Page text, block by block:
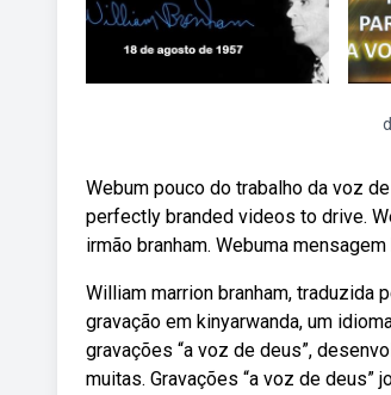
Webum pouco do trabalho da voz
perfectly branded videos to drive.
irmão branham. Webuma
William marrion branham, traduzida
gravação em kinyarwanda, um
gravações “a voz de deus”,
muitas. Gravações “a voz de deus”